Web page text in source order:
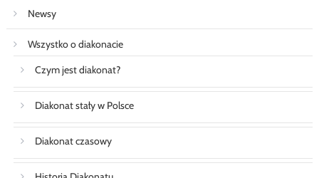
Newsy
Wszystko o diakonacie
Czym jest diakonat?
Diakonat stały w Polsce
Diakonat czasowy